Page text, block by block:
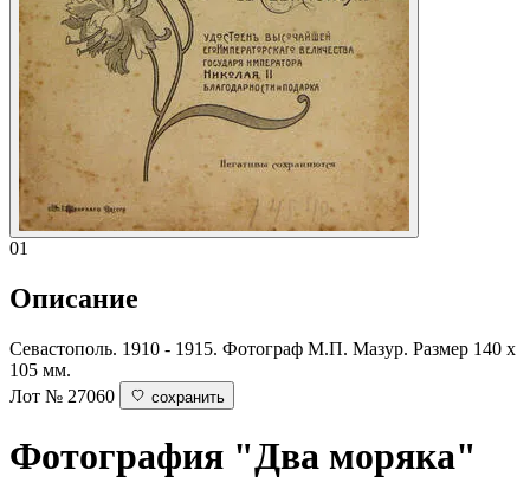
01
Описание
Севастополь. 1910 - 1915. Фотограф М.П. Мазур. Размер 140 х
105 мм.
Лот № 27060
сохранить
Фотография "Два моряка"